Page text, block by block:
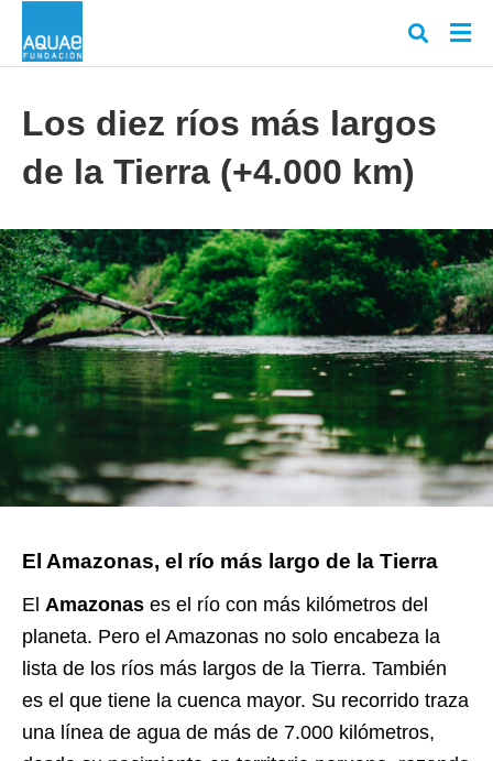
y
en
Los diez ríos más largos
de la Tierra (+4.000 km)
El Amazonas, el río más largo de la Tierra
El Amazonas es el río con más kilómetros del
planeta. Pero el Amazonas no solo encabeza la
lista de los ríos más largos de la Tierra. También
es el que tiene la cuenca mayor. Su recorrido traza
una línea de agua de más de 7.000 kilómetros,